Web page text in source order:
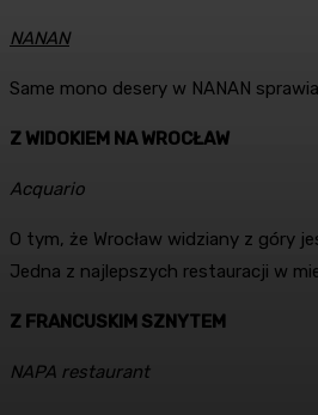
NANAN
Same mono desery w NANAN
Z WIDOKIEM NA WROCŁAW
Acquario
O tym, że Wrocław widziany z góry
Jedna z najlepszych restauracji w
Z FRANCUSKIM SZNYTEM
NAPA restaurant